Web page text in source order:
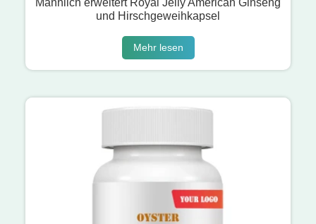
Männlich erweitert Royal Jelly American Ginseng
und Hirschgeweihkapsel
Mehr lesen